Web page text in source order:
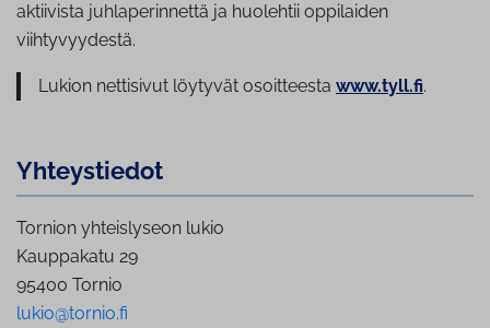
aktiivista juhlaperinnettä ja huolehtii oppilaiden
viihtyvyydestä.
Lukion nettisivut löytyvät osoitteesta www.tyll.fi.
Yh­teys­tie­dot
Tornion yhteislyseon lukio
Kauppakatu 29
95400 Tornio
lukio@tornio.fi